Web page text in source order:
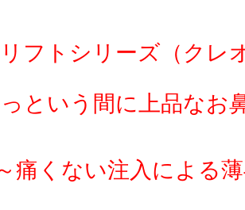
フトシリーズ（クレ
という間に上品なお
痛くない注入による薄